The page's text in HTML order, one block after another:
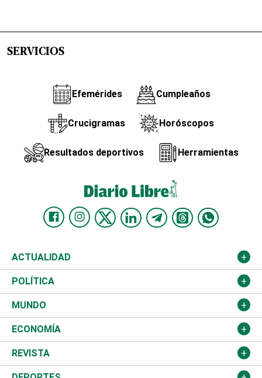
SERVICIOS
Efemérides Cumpleaños
Crucigramas Horóscopos
Resultados deportivos Herramientas
ACTUALIDAD
Nacional
Ciudad
Educación
Salud
Justicia
POLÍTICA
Partidos
JCE
TSE
Congreso Nacional
MUNDO
Estados Unidos
América Latina
ECONOMÍA
Finanzas
REVISTA